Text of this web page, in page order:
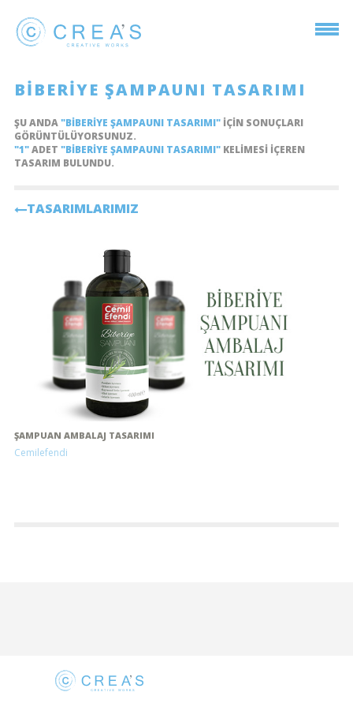
BIBERIYE ŞAMPAUNI TASARIMI
ŞU ANDA"BIBERIYE ŞAMPAUNI TASARIMI"IÇIN SONUÇLARI
GÖRÜNTÜLÜYORSUNUZ.
"1"ADET "BIBERIYE ŞAMPAUNI TASARIMI"KELIMESI IÇEREN
TASARIM BULUNDU.
TASARIMLARIMIZ
ŞAMPUAN AMBALAJ TASARIMI
Cemilefendi